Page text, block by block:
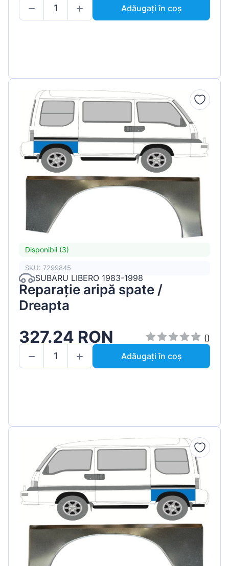
Adăugați în coș
Disponibil (3)
SKU: 7299845
SUBARU LIBERO 1983-1998
Reparație aripă spate /
Dreapta
327.24 RON
()
Adăugați în coș